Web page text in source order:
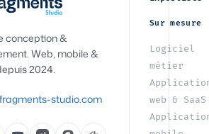
conception &
Web, mobile &
2024.
studio.com
Sur mesure
Logiciel
métier
web & SaaS